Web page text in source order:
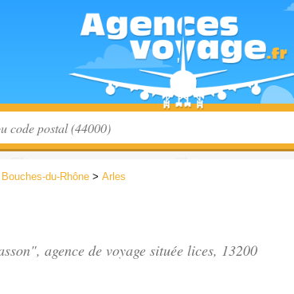
Bouches-du-Rhône > Arles
agence de voyage située lices, 13200